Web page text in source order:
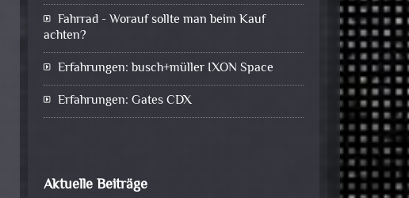
Fahrrad - Worauf sollte man beim Kauf
achten?
Erfahrungen: busch+müller IXON Space
Erfahrungen: Gates CDX
Aktuelle Beiträge